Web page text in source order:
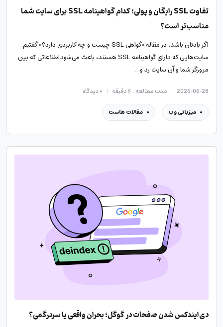
تفاوت SSL رایگان و پولی؛ کدام گواهینامه SSL برای سایت شما
مناسب‌تر است؟
اگر یادتان باشد، در مقاله «گواهی SSL چیست و چه کاربردی دارد؟»‌ گفتیم
سایت‌هایی که دارای گواهینامه SSL هستند، باعث می‌شود اطلاعاتی که بین
مرورگر شما و آن سایت رد و…
2026-06-28 مدت مطالعه : ۶ دقیقه ۰دیدگاه
میزبانی وب مقالات هاست
دی‌ایندکس شدن صفحات در گوگل؛ بحران واقعی یا سردرگمی؟